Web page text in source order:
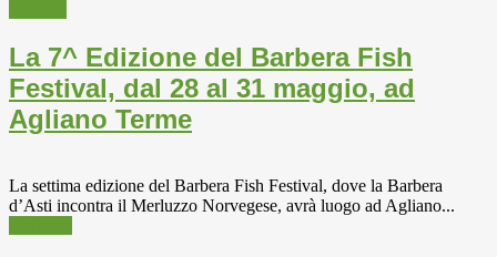
La 7^ Edizione del Barbera Fish
Festival, dal 28 al 31 maggio, ad
Agliano Terme
La settima edizione del Barbera Fish Festival, dove la Barbera
d’Asti incontra il Merluzzo Norvegese, avrà luogo ad Agliano...